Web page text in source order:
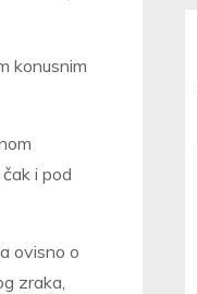
konusnim
i pod
ovisno o
zraka,